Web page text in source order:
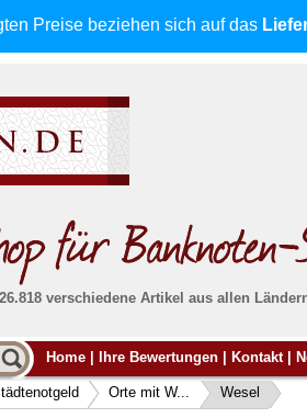
Preise beziehen sich auf das
verschiedene Artikel aus allen
Alle Lieferungen, auch ins
von uns voll versichert. Sie haben
falls die Sendung verloren geht
wird.
Home Ihre Bewertungen Kontakt
Orte mit W... Wesel